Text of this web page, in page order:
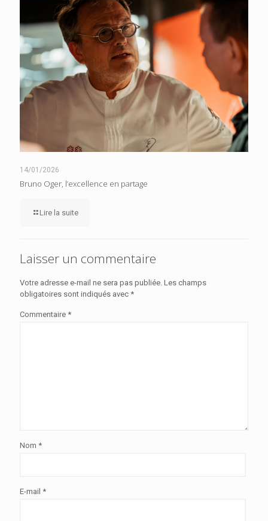
14/01/2026
Bruno Oger, l’excellence en partage
Lire la suite
Laisser un commentaire
Votre adresse e-mail ne sera pas publiée. Les champs
obligatoires sont indiqués avec *
Commentaire *
Nom *
E-mail *